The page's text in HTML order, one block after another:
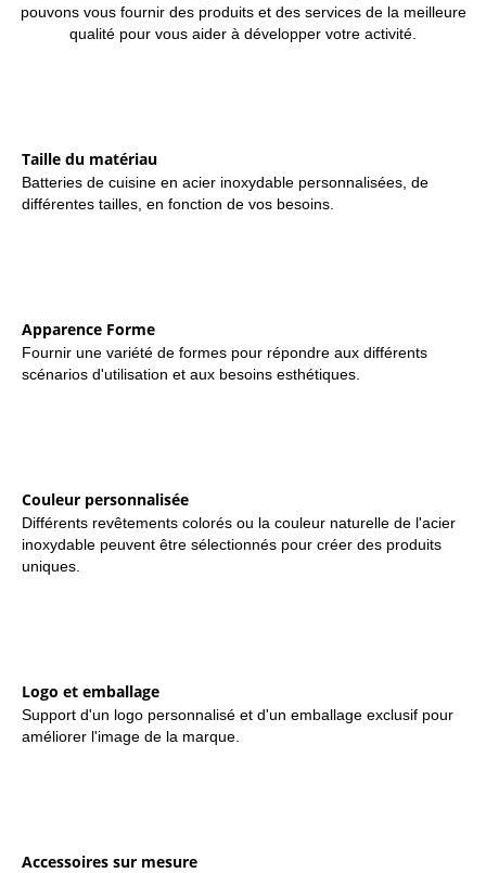
pouvons vous fournir des produits et des services de la meilleure
qualité pour vous aider à développer votre activité.
Taille du matériau
Batteries de cuisine en acier inoxydable personnalisées, de
différentes tailles, en fonction de vos besoins.
Apparence Forme
Fournir une variété de formes pour répondre aux différents
scénarios d'utilisation et aux besoins esthétiques.
Couleur personnalisée
Différents revêtements colorés ou la couleur naturelle de l'acier
inoxydable peuvent être sélectionnés pour créer des produits
uniques.
Logo et emballage
Support d'un logo personnalisé et d'un emballage exclusif pour
améliorer l'image de la marque.
Accessoires sur mesure